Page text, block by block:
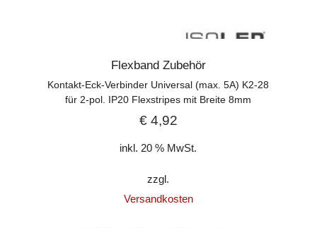
Flexband Zubehör
Kontakt-Eck-Verbinder Universal (max. 5A) K2-28
für 2-pol. IP20 Flexstripes mit Breite 8mm
€4,92
inkl. 20 % MwSt.
zzgl.
Versandkosten